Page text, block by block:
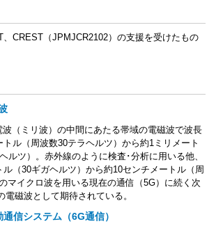
CREST（JPMJCR2102）の支援を受けたもの
（ミリ波）の中間にあたる帯域の電磁波で波長
トル（周波数30テラヘルツ）から約1ミリメート
ルツ）。赤外線のように検査･分析に用いる他、
（30ギガヘルツ）から約10センチメートル（周
マイクロ波を用いる現在の通信（5G）に続く次
電磁波として期待されている。
信システム（6G通信）